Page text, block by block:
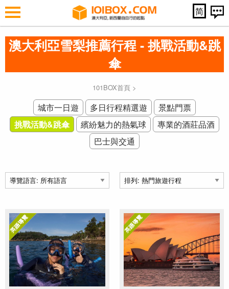
简
澳大利亞雪梨推薦行程 - 挑戰活動&跳
傘
101BOX首頁 >
城市一日遊 多日行程精選遊
景點門票
挑戰活動&跳傘
繽紛魅力的熱氣球
專業的酒莊品酒
巴士與交通